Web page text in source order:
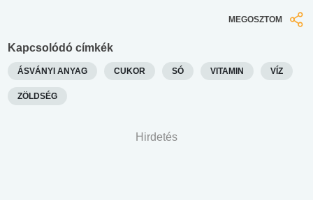
MEGOSZTOM
Kapcsolódó címkék
ÁSVÁNYI ANYAG CUKOR SÓ VITAMIN VÍZ
ZÖLDSÉG
Hirdetés